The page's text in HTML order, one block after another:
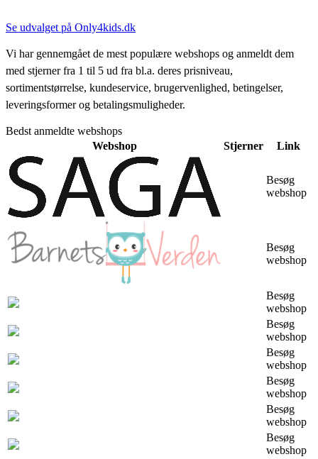
Se udvalget på Only4kids.dk
Vi har gennemgået de mest populære webshops og anmeldt dem
med stjerner fra 1 til 5 ud fra bl.a. deres prisniveau,
sortimentstørrelse, kundeservice, brugervenlighed, betingelser,
leveringsformer og betalingsmuligheder.
Bedst anmeldte webshops
Webshop
Stjerner Link
Besøg
webshop
Besøg
webshop
Besøg
webshop
Besøg
webshop
Besøg
webshop
Besøg
webshop
Besøg
webshop
Besøg
webshop